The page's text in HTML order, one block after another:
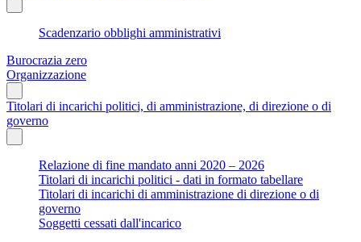
Scadenzario obblighi amministrativi
Burocrazia zero
Organizzazione
Titolari di incarichi politici, di amministrazione, di direzione o di
governo
Relazione di fine mandato anni 2020 – 2026
Titolari di incarichi politici - dati in formato tabellare
Titolari di incarichi di amministrazione di direzione o di
governo
Soggetti cessati dall'incarico